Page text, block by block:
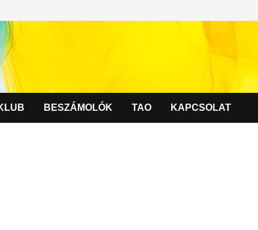
BESZÁMOLÓK TAO KAPCSOLAT